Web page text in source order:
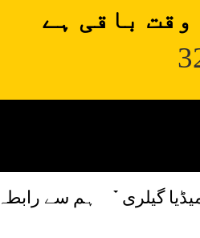
وقت باقی ہے
گیلری ہم سے